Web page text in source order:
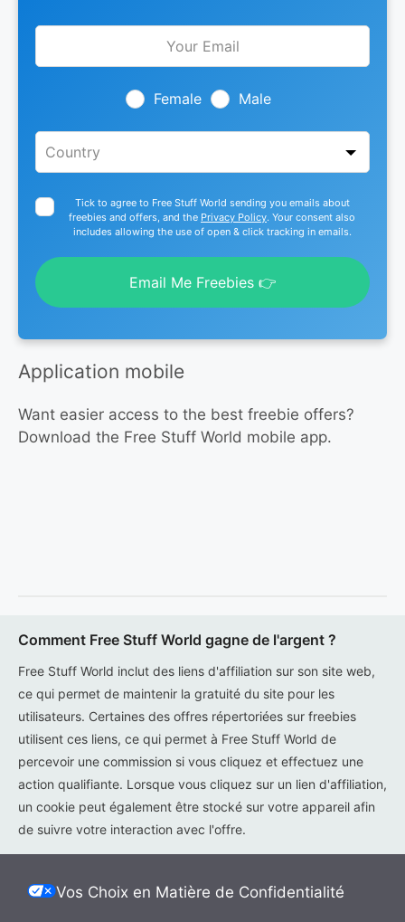
Leave
Female Male
Tick to agree to Free Stuff World sending you emails about
freebies and offers, and the Privacy Policy. Your consent also
includes allowing the use of open & click tracking in emails.
Email Me Freebies 👉
Application mobile
Want easier access to the best freebie offers?
Download the Free Stuff World mobile app.
Comment Free Stuff World gagne de l'argent ?
Free Stuff World inclut des liens d'affiliation sur son site web,
ce qui permet de maintenir la gratuité du site pour les
utilisateurs. Certaines des offres répertoriées sur freebies
utilisent ces liens, ce qui permet à Free Stuff World de
percevoir une commission si vous cliquez et effectuez une
action qualifiante. Lorsque vous cliquez sur un lien d'affiliation,
un cookie peut également être stocké sur votre appareil afin
de suivre votre interaction avec l'offre.
Vos Choix en Matière de Confidentialité